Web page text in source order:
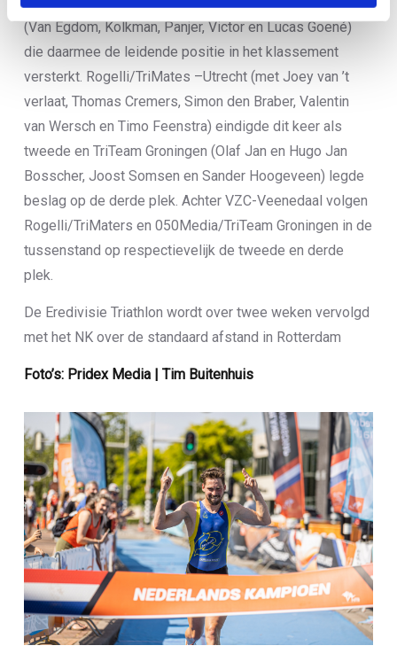
(Van Egdom, Kolkman, Panjer, Victor en Lucas Goené)
die daarmee de leidende positie in het klassement
versterkt. Rogelli/TriMates –Utrecht (met Joey van ’t
verlaat, Thomas Cremers, Simon den Braber, Valentin
van Wersch en Timo Feenstra) eindigde dit keer als
tweede en TriTeam Groningen (Olaf Jan en Hugo Jan
Bosscher, Joost Somsen en Sander Hoogeveen) legde
beslag op de derde plek. Achter VZC-Veenedaal volgen
Rogelli/TriMaters en 050Media/TriTeam Groningen in de
tussenstand op respectievelijk de tweede en derde
plek.
De Eredivisie Triathlon wordt over twee weken vervolgd
met het NK over de standaard afstand in Rotterdam
Foto’s: Pridex Media | Tim Buitenhuis